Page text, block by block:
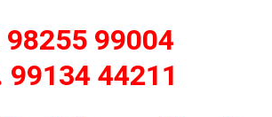
98255 99004
99134 44211